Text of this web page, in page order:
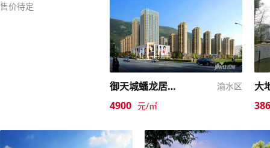
售价待定
御天城蟠龙居南区(a) 渝水区
4900 元/㎡
大